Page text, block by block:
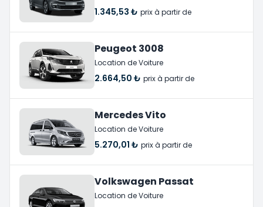
1.345,53 ₺ prix à partir de
Peugeot 3008
Location de Voiture
2.664,50 ₺ prix à partir de
Mercedes Vito
Location de Voiture
5.270,01 ₺ prix à partir de
Volkswagen Passat
Location de Voiture